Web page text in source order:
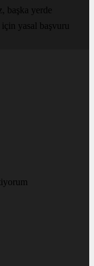
başka yerde
yasal başvuru